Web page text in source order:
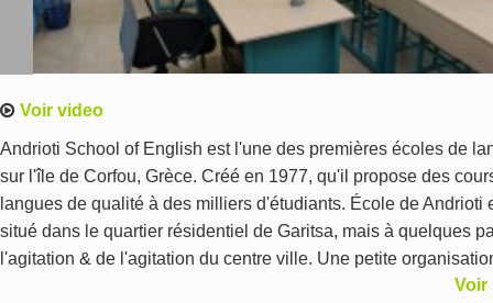
Voir video
Andrioti School of English est l'une des premières écoles de
sur l'île de Corfou, Grèce. Créé en 1977, qu'il propose des
langues de qualité à des milliers d'étudiants. École de Andrioti
situé dans le quartier résidentiel de Garitsa, mais à quelques
l'agitation & de l'agitation du centre ville. Une petite
réputée souple pour régler les programmes selon vos besoins
Voir